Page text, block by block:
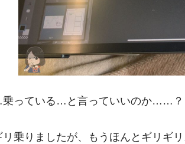
っている…と言っていいのか……？
リ乗りましたが、もうほんとギリギ